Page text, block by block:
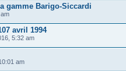
gamme Barigo-Siccardi
avril 1994
5:32 am
am